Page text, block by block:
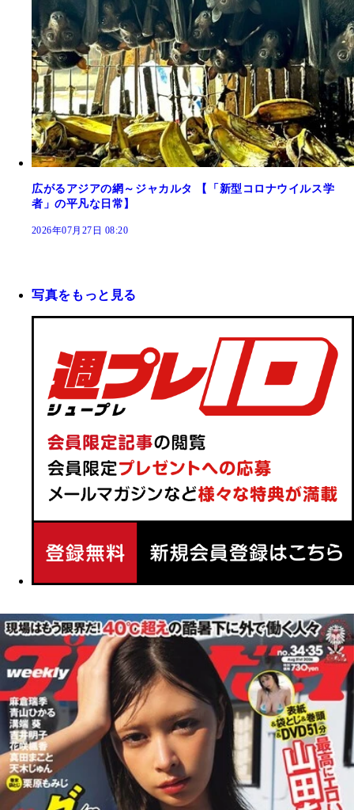
広がるアジアの網～ジャカルタ 【「新型コロナウイルス学
者」の平凡な日常】
2026年07月27日 08:20
写真をもっと見る